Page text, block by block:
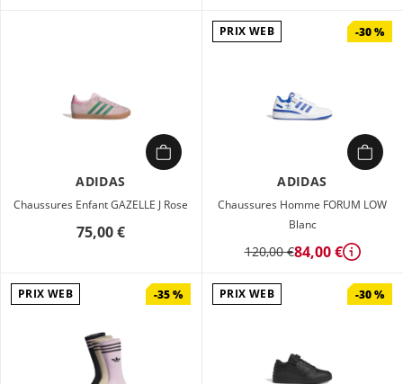
ADIDAS
Chaussures Enfant GAZELLE J Rose
75,00 €
PRIX WEB -30 %
ADIDAS
Chaussures Homme FORUM LOW
Blanc
120,00 €84,00 € Détails
PRIX WEB -35 % PRIX WEB -30 %